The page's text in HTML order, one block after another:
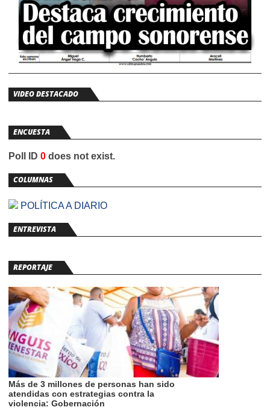
VIDEO DESTACADO
ENCUESTA
Poll ID 0 does not exist.
COLUMNAS
POLÍTICA A DIARIO
ENTREVISTA
REPORTAJE
Más de 3 millones de personas han sido
atendidas con estrategias contra la
violencia: Gobernación